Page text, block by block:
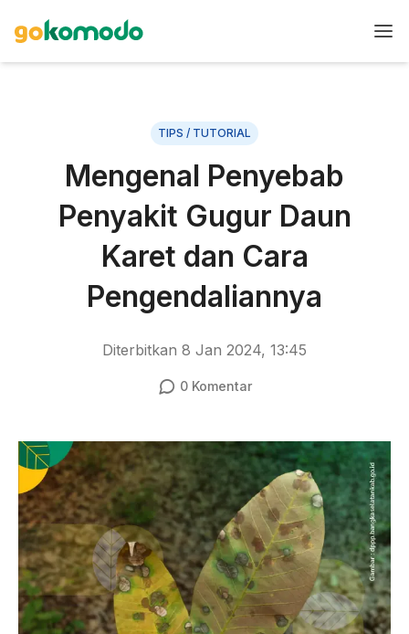
TIPS / TUTORIAL
Mengenal Penyebab
Penyakit Gugur Daun
Karet dan Cara
Pengendaliannya
Diterbitkan 8 Jan 2024, 13:45
0Komentar